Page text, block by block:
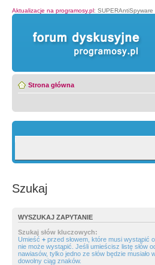
Aktualizacje na programosy.pl: SUPERAntiSpyware
Strona główna
Szukaj
WYSZUKAJ ZAPYTANIE
Szukaj słów kluczowych:
Umieść + przed słowem, które musi wystąpić
nie może wystąpić. Jeśli umieścisz listę słów
nawiasów, tylko jedno ze słów będzie musiało
dowolny ciąg znaków.